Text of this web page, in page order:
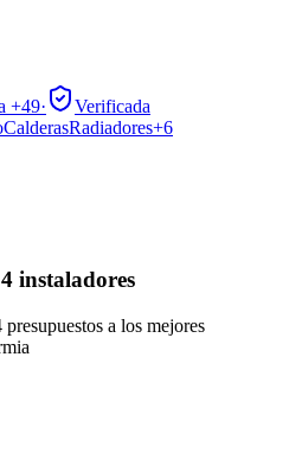
+49·
Verificada
CalderasRadiadores+6
instaladores
a los mejores